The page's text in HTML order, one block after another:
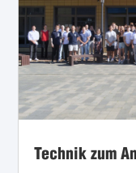
Technik zum